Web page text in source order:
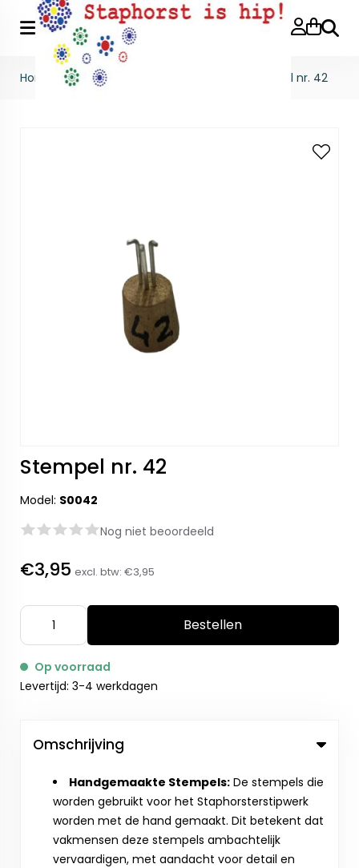
Home >Stempels Stempel nr. 42
Stempel nr. 42
Model: S0042
Nog niet beoordeeld
€3,95 excl. btw: €3,95
Bestellen
Op voorraad
Levertijd: 3-4 werkdagen
Omschrijving
Handgemaakte Stempels: De stempels die
worden gebruikt voor het Staphorsterstipwerk
worden met de hand gemaakt. Dit betekent dat
vakmensen deze stempels ambachtelijk
vervaardigen, met aandacht voor detail en